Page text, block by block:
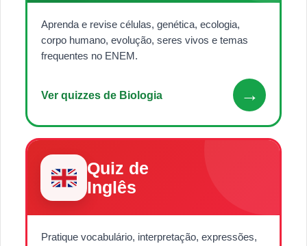
Aprenda e revise células, genética, ecologia,
corpo humano, evolução, seres vivos e temas
frequentes no ENEM.
Ver quizzes de Biologia →
Quiz de
Inglês
Pratique vocabulário, interpretação, expressões,